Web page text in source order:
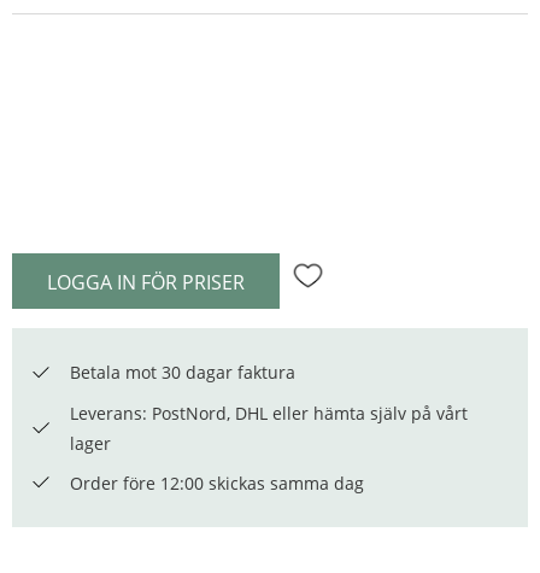
LOGGA IN FÖR PRISER Lägg till i favoriter
Betala mot 30 dagar faktura
Leverans: PostNord, DHL eller hämta själv på vårt
lager
Order före 12:00 skickas samma dag